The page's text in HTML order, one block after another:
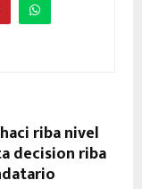
riba nivel
decision riba